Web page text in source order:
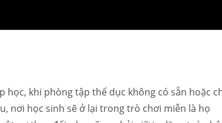
khi phòng tập thể dục không có sẵn hoặc
nơi học sinh sẽ ở lại trong trò chơi miễn là họ